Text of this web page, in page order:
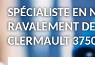
SPÉCIALISTE EN
RAVALEMENT
CLERMAULT